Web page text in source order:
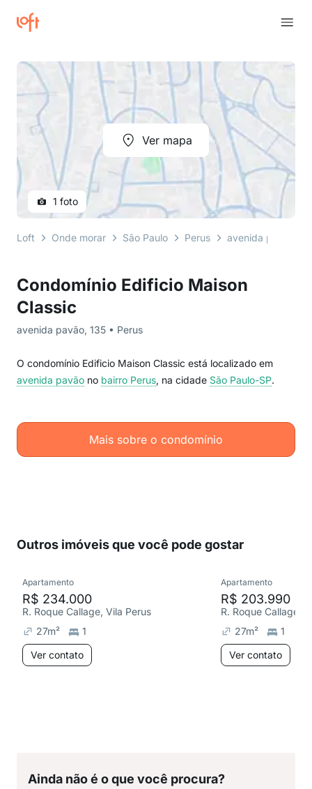
Condomínio Edificio Maison
Classic
avenida pavão, 135 • Perus
O condomínio Edificio Maison Classic está localizado em
avenida pavão no bairro Perus, na cidade São Paulo-SP.
Mais sobre o condomínio
Ver mapa
1 foto
Loft Onde morar São Paulo Perus avenida pavão
Outros imóveis que você pode gostar
Apartamento
R$ 234.000
R. Roque Callage, Vila Perus
27m²
1
Ver contato
Apartamento
R$ 203.990
R. Roque Callage,
27m²
1
Ver contato
Ainda não é o que você procura?